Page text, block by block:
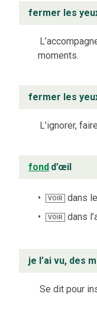
fermer les
moments.
fermer les
L’ignorer,
fond d’œil
VOIR dans
VOIR dans
je l’ai vu, des
Se dit pour